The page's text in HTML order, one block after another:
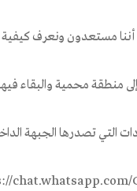
مستعدون ونعرف كيفية
محمية والبقاء فيها لمدة 10
التي تصدرها الجبهة
chat.whatsapp.com/